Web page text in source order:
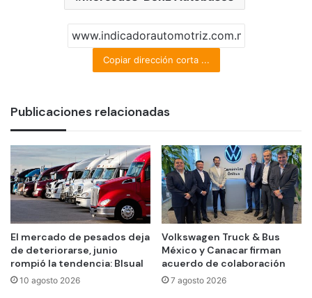
Copiar dirección corta ...
Publicaciones relacionadas
El mercado de pesados deja
de deteriorarse, junio
rompió la tendencia: BIsual
10 agosto 2026
Volkswagen Truck & Bus
México y Canacar firman
acuerdo de colaboración
7 agosto 2026